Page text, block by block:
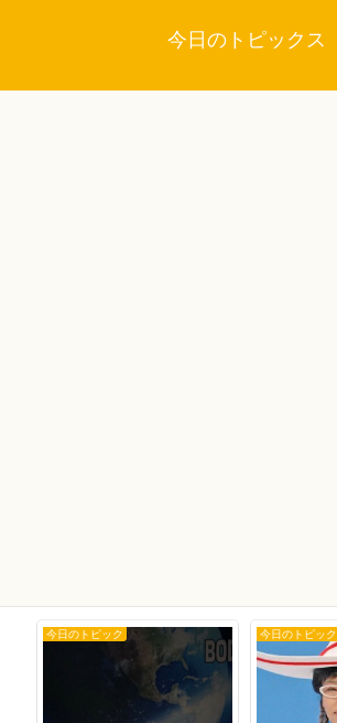
今日のトピックス
今日のトピック 今日のトピック